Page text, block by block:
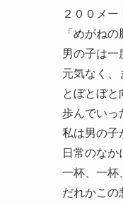
２００メ
「めがね
男の子は一
元気なく、
とぼとぼと
歩んでいっ
私は男の子
日常のなか
一杯、一杯
だれかこの